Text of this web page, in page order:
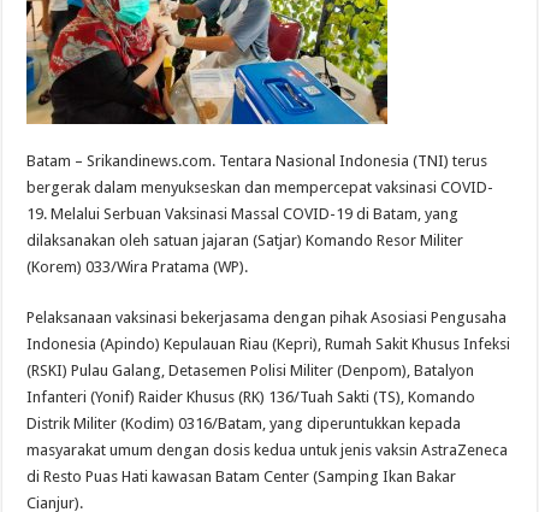
Batam – Srikandinews.com. Tentara Nasional Indonesia (TNI) terus
bergerak dalam menyukseskan dan mempercepat vaksinasi COVID-
19. Melalui Serbuan Vaksinasi Massal COVID-19 di Batam, yang
dilaksanakan oleh satuan jajaran (Satjar) Komando Resor Militer
(Korem) 033/Wira Pratama (WP).
Pelaksanaan vaksinasi bekerjasama dengan pihak Asosiasi Pengusaha
Indonesia (Apindo) Kepulauan Riau (Kepri), Rumah Sakit Khusus Infeksi
(RSKI) Pulau Galang, Detasemen Polisi Militer (Denpom), Batalyon
Infanteri (Yonif) Raider Khusus (RK) 136/Tuah Sakti (TS), Komando
Distrik Militer (Kodim) 0316/Batam, yang diperuntukkan kepada
masyarakat umum dengan dosis kedua untuk jenis vaksin AstraZeneca
di Resto Puas Hati kawasan Batam Center (Samping Ikan Bakar
Cianjur).